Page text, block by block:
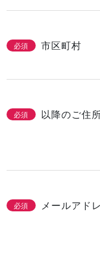
必須 市区町村
必須 以降のご住
必須 メールアド